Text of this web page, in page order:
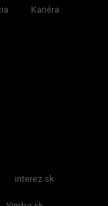
Kariéra
interez.sk